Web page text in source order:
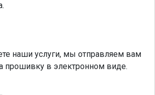
наши услуги, мы отправляем вам
прошивку в электронном виде.